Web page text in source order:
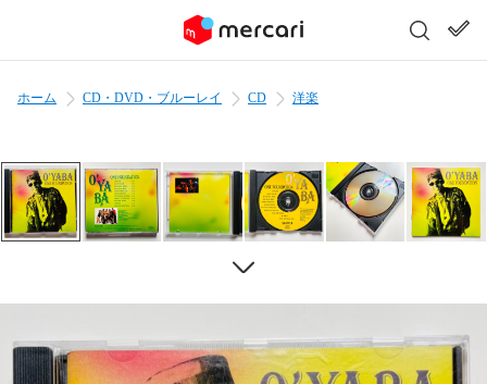
ホーム CD・DVD・ブルーレイ CD 洋楽